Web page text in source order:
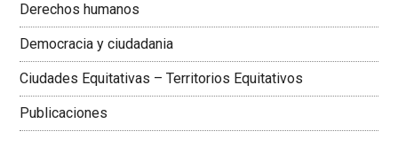
Derechos humanos
Democracia y ciudadania
Ciudades Equitativas – Territorios Equitativos
Publicaciones